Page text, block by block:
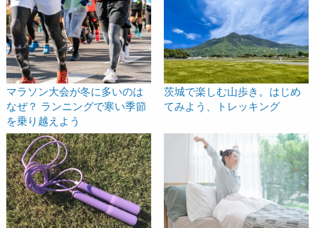
マラソン大会が冬に多いのは
なぜ？ ランニングで寒い季節
を乗り越えよう
茨城で楽しむ山歩き。はじめ
てみよう、トレッキング